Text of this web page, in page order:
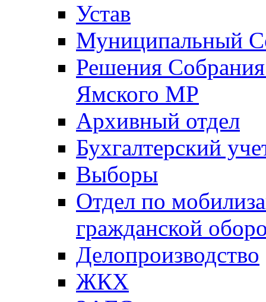
Устав
Муниципальный
Решения
Ямского МР
Архивный отдел
Бухгалтерский
Выборы
Отдел по
гражданской
Делопроизводство
ЖКХ